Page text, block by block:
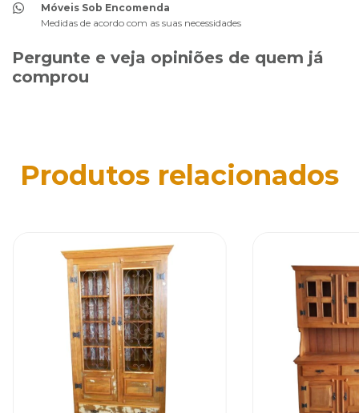
Móveis Sob Encomenda
Medidas de acordo com as suas necessidades
Pergunte e veja opiniões de quem já
comprou
Produtos relacionados